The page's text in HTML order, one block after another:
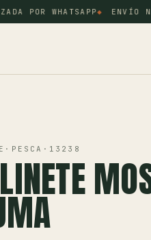
POR WHATSAPP ENVÍO
· PESCA · 13238